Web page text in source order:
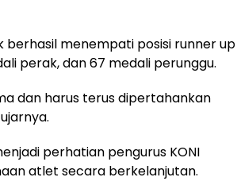
berhasil menempati posisi runner up
perak, dan 67 medali perunggu.
dan harus terus dipertahankan
perhatian pengurus KONI
atlet secara berkelanjutan.